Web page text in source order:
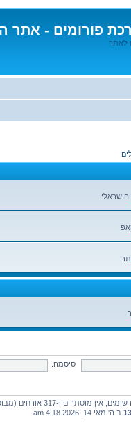
פורומים - אתר
לאתר
סיסמה:
ב ה' מאי 14, 2026 4:18 am